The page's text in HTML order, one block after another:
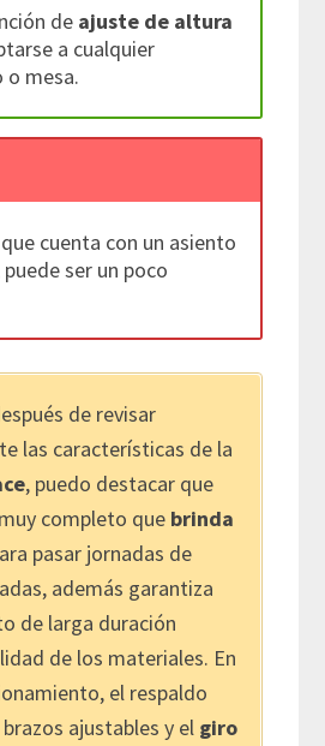
de ajuste de altura
a cualquier
mesa.
cuenta con un asiento
ser un poco
de revisar
las características de la
, puedo destacar que
completo que brinda
pasar jornadas de
además garantiza
de larga duración
de los materiales. En
el respaldo
ajustables y el giro